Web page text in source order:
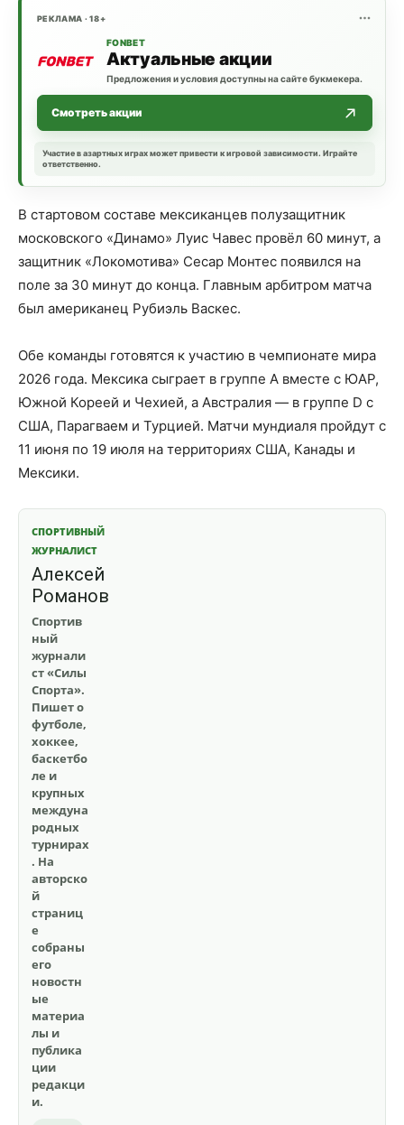
РЕКЛАМА · 18+
FONBET
Актуальные акции
Предложения и условия доступны на сайте букмекера.
Смотреть акции
Участие в азартных играх может привести к игровой зависимости. Играйте
ответственно.
В стартовом составе мексиканцев полузащитник
московского «Динамо» Луис Чавес провёл 60 минут, а
защитник «Локомотива» Сесар Монтес появился на
поле за 30 минут до конца. Главным арбитром матча
был американец Рубиэль Васкес.
Обе команды готовятся к участию в чемпионате мира
2026 года. Мексика сыграет в группе A вместе с ЮАР,
Южной Кореей и Чехией, а Австралия — в группе D с
США, Парагваем и Турцией. Матчи мундиаля пройдут с
11 июня по 19 июля на территориях США, Канады и
Мексики.
СПОРТИВНЫЙ
ЖУРНАЛИСТ
Алексей
Романов
Спортив
ный
журнали
ст «Силы
Спорта».
Пишет о
футболе,
хоккее,
баскетбо
ле и
крупных
междуна
родных
турнирах
. На
авторско
й
страниц
е
собраны
его
новостн
ые
материа
лы и
публика
ции
редакци
и.